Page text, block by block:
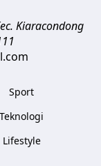
Kiaracondong
Sport
Teknologi
Lifestyle